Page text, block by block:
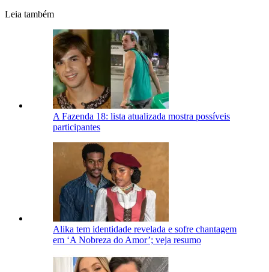
Leia também
A Fazenda 18: lista atualizada mostra possíveis
participantes
Alika tem identidade revelada e sofre chantagem
em ‘A Nobreza do Amor’; veja resumo